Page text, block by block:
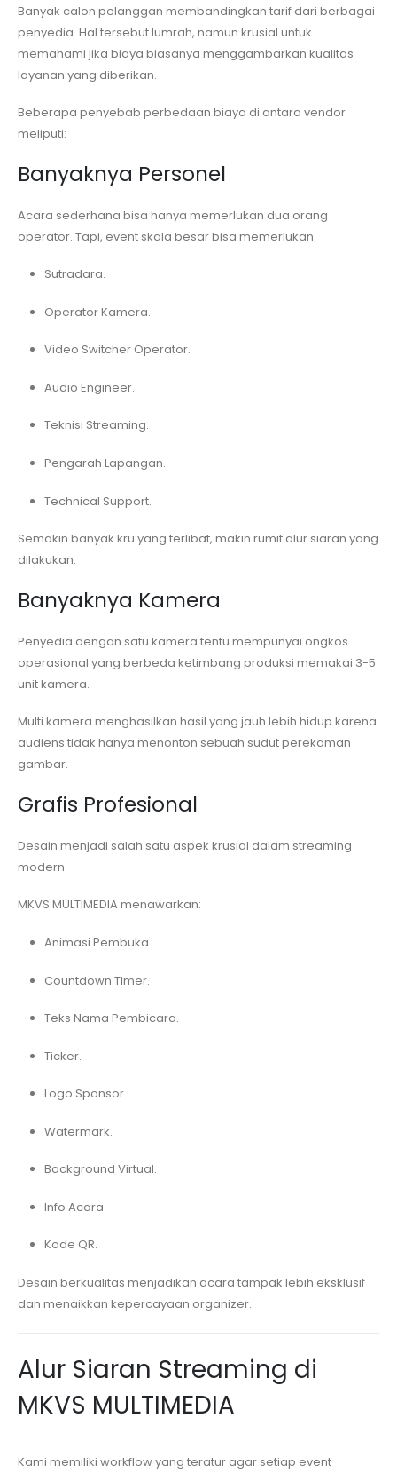
Banyak calon pelanggan membandingkan tarif dari berbagai
penyedia. Hal tersebut lumrah, namun krusial untuk
memahami jika biaya biasanya menggambarkan kualitas
layanan yang diberikan.
Beberapa penyebab perbedaan biaya di antara vendor
meliputi:
Banyaknya Personel
Acara sederhana bisa hanya memerlukan dua orang
operator. Tapi, event skala besar bisa memerlukan:
Sutradara.
Operator Kamera.
Video Switcher Operator.
Audio Engineer.
Teknisi Streaming.
Pengarah Lapangan.
Technical Support.
Semakin banyak kru yang terlibat, makin rumit alur siaran yang
dilakukan.
Banyaknya Kamera
Penyedia dengan satu kamera tentu mempunyai ongkos
operasional yang berbeda ketimbang produksi memakai 3-5
unit kamera.
Multi kamera menghasilkan hasil yang jauh lebih hidup karena
audiens tidak hanya menonton sebuah sudut perekaman
gambar.
Grafis Profesional
Desain menjadi salah satu aspek krusial dalam streaming
modern.
MKVS MULTIMEDIA menawarkan:
Animasi Pembuka.
Countdown Timer.
Teks Nama Pembicara.
Ticker.
Logo Sponsor.
Watermark.
Background Virtual.
Info Acara.
Kode QR.
Desain berkualitas menjadikan acara tampak lebih eksklusif
dan menaikkan kepercayaan organizer.
Alur Siaran Streaming di
MKVS MULTIMEDIA
Kami memiliki workflow yang teratur agar setiap event